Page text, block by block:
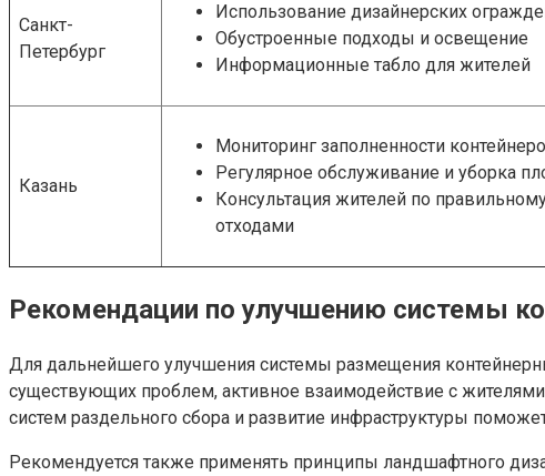
Санкт-
Петербург
Использование дизайнерских
Обустроенные подходы и освещение
Информационные табло для жителей
Казань
Мониторинг заполненности
Регулярное обслуживание и уборка
Консультация жителей по
отходами
Рекомендации по улучшению системы
Для дальнейшего улучшения системы размещения
существующих проблем, активное взаимодействие с
систем раздельного сбора и развитие инфраструктуры
Рекомендуется также применять принципы ландшафтного